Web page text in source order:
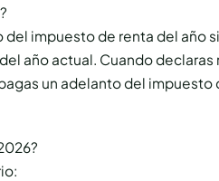
impuesto de renta del año
año actual. Cuando declaras
un adelanto del impuesto